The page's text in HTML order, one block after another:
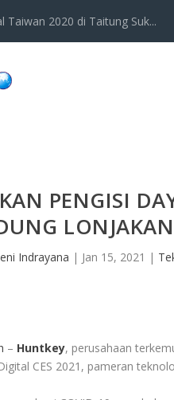
Taiwan 2020 di Taitung Suk...
PENGISI
Indrayana | Jan 15, 2021 |
– Huntkey, perusahaan
CES 2021, pameran